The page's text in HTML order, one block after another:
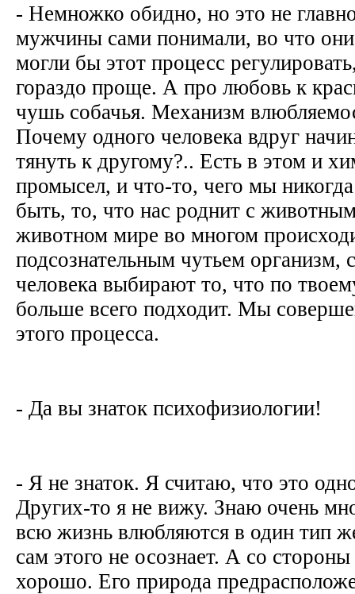
- Немножко обидно, но это не
мужчины сами понимали, во что
могли бы этот процесс
гораздо проще. А про любовь к
чушь собачья. Механизм
Почему одного человека вдруг
тянуть к другому?.. Есть в этом и
промысел, и что-то, чего мы
быть, то, что нас роднит с
животном мире во многом
подсознательным чутьем организм,
человека выбирают то, что по
больше всего подходит. Мы
этого процесса.
- Да вы знаток психофизиологии!
- Я не знаток. Я считаю, что это
Других-то я не вижу. Знаю очень
всю жизнь влюбляются в один тип
сам этого не осознает. А со
хорошо. Его природа